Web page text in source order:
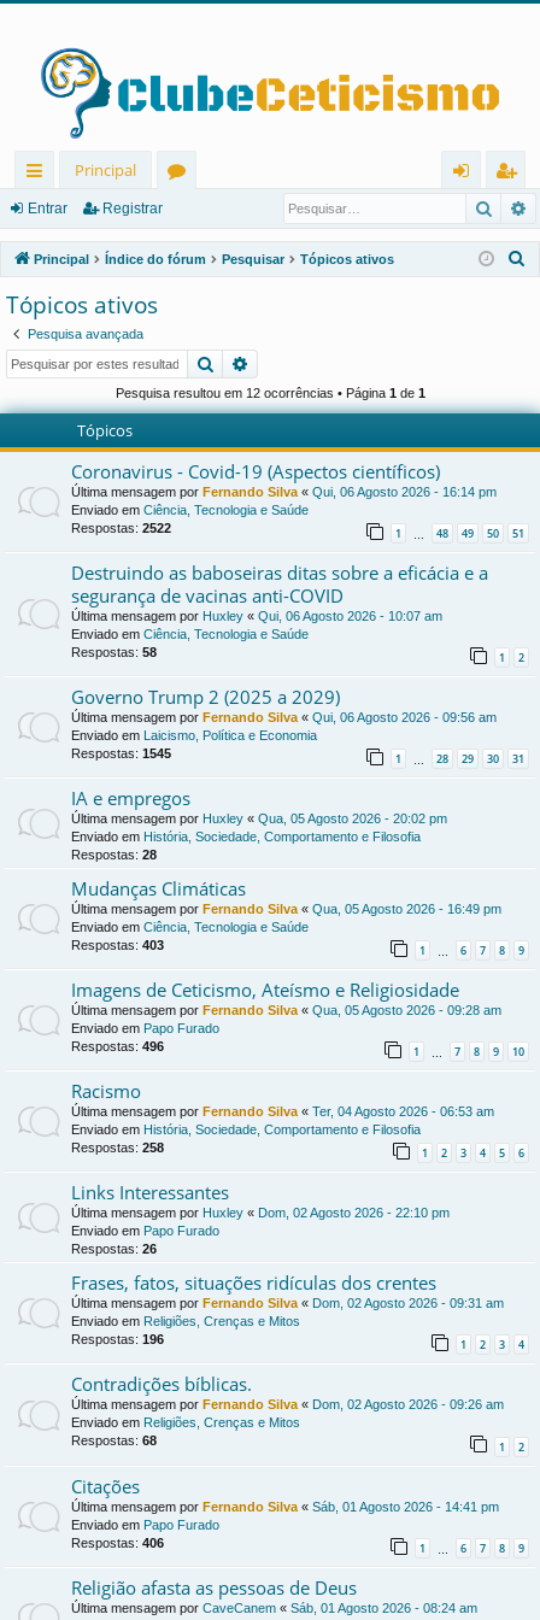
in
ks
rá
pi
d
Principal
u
ns
ra
r
eg
ist
ra
Entrar Registrar
Principal Índice do fórum Pesquisar Tópicos ativos
s
a
Tópicos ativos
Pesquisa avançada
Pesquisar
Pesquisa resultou em 12 ocorrências • Página 1de 1
Tópicos
Coronavirus - Covid-19 (Aspectos científicos)
Última mensagem por Fernando Silva « Qui, 06 Agosto 2026 - 16:14 pm
Enviado em Ciência, Tecnologia e Saúde
Respostas: 2522 1 48 49 50 51
Destruindo as baboseiras ditas sobre a eficácia e a
segurança de vacinas anti-COVID
Última mensagem por Huxley « Qui, 06 Agosto 2026 - 10:07 am
Enviado em Ciência, Tecnologia e Saúde
Respostas: 58 1 2
Governo Trump 2 (2025 a 2029)
Última mensagem por Fernando Silva « Qui, 06 Agosto 2026 - 09:56 am
Enviado em Laicismo, Política e Economia
Respostas: 1545 1 … 28 29 30 31
IA e empregos
Última mensagem por Huxley « Qua, 05 Agosto 2026 - 20:02 pm
Enviado em História, Sociedade, Comportamento e Filosofia
Respostas: 28
Mudanças Climáticas
Última mensagem por Fernando Silva « Qua, 05 Agosto 2026 - 16:49 pm
Enviado em Ciência, Tecnologia e Saúde
Respostas: 403 1 … 6 7 8 9
Imagens de Ceticismo, Ateísmo e Religiosidade
Última mensagem por Fernando Silva « Qua, 05 Agosto 2026 - 09:28 am
Enviado em Papo Furado
Respostas: 496 1 … 7 8 9 10
Racismo
Última mensagem por Fernando Silva « Ter, 04 Agosto 2026 - 06:53 am
Enviado em História, Sociedade, Comportamento e Filosofia
Respostas: 258 1 2 3 4 5 6
Links Interessantes
Última mensagem por Huxley « Dom, 02 Agosto 2026 - 22:10 pm
Enviado em Papo Furado
Respostas: 26
Frases, fatos, situações ridículas dos crentes
Última mensagem por Fernando Silva « Dom, 02 Agosto 2026 - 09:31 am
Enviado em Religiões, Crenças e Mitos
Respostas: 196 1 2 3 4
Contradições bíblicas.
Última mensagem por Fernando Silva« Dom, 02 Agosto 2026 - 09:26 am
Enviado em Religiões, Crenças e Mitos
Respostas: 68 1 2
Citações
Última mensagem por Fernando Silva « Sáb, 01 Agosto 2026 - 14:41 pm
Enviado em Papo Furado
Respostas: 406 1 6 7 8 9
Religião afasta as pessoas de Deus
Última mensagem por CaveCanem « Sáb, 01 Agosto 2026 - 08:24 am